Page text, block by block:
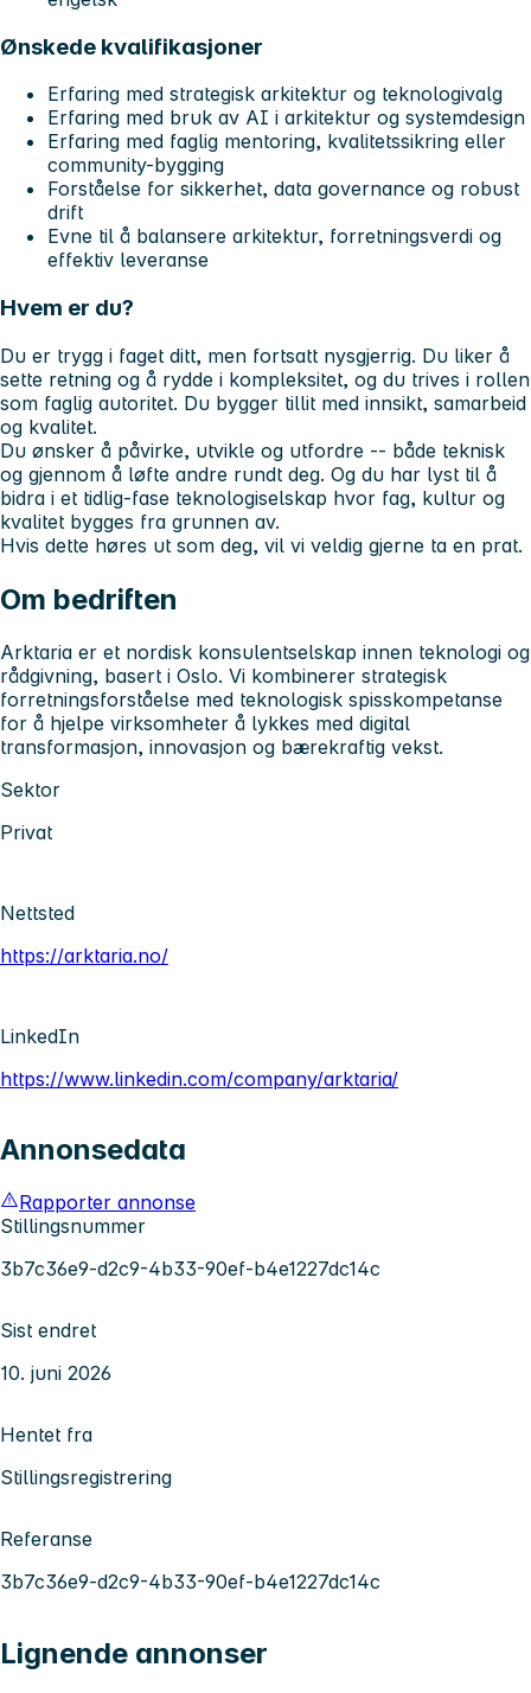
Ønskede kvalifikasjoner
Erfaring med strategisk arkitektur og teknologivalg
Erfaring med bruk av AI i arkitektur og systemdesign
Erfaring med faglig mentoring, kvalitetssikring eller
community-bygging
Forståelse for sikkerhet, data governance og robust
drift
Evne til å balansere arkitektur, forretningsverdi og
effektiv leveranse
Hvem er du?
Du er trygg i faget ditt, men fortsatt nysgjerrig. Du liker å
sette retning og å rydde i kompleksitet, og du trives i rollen
som faglig autoritet. Du bygger tillit med innsikt, samarbeid
og kvalitet.
Du ønsker å påvirke, utvikle og utfordre -- både teknisk
og gjennom å løfte andre rundt deg. Og du har lyst til å
bidra i et tidlig-fase teknologiselskap hvor fag, kultur og
kvalitet bygges fra grunnen av.
Hvis dette høres ut som deg, vil vi veldig gjerne ta en prat.
Om bedriften
Arktaria er et nordisk konsulentselskap innen teknologi og
rådgivning, basert i Oslo. Vi kombinerer strategisk
forretningsforståelse med teknologisk spisskompetanse
for å hjelpe virksomheter å lykkes med digital
transformasjon, innovasjon og bærekraftig vekst.
Sektor
Privat
Nettsted
https://arktaria.no/
LinkedIn
https://www.linkedin.com/company/arktaria/
Annonsedata
Rapporter annonse
Stillingsnummer
3b7c36e9-d2c9-4b33-90ef-b4e1227dc14c
Sist endret
10. juni 2026
Hentet fra
Stillingsregistrering
Referanse
3b7c36e9-d2c9-4b33-90ef-b4e1227dc14c
Lignende annonser